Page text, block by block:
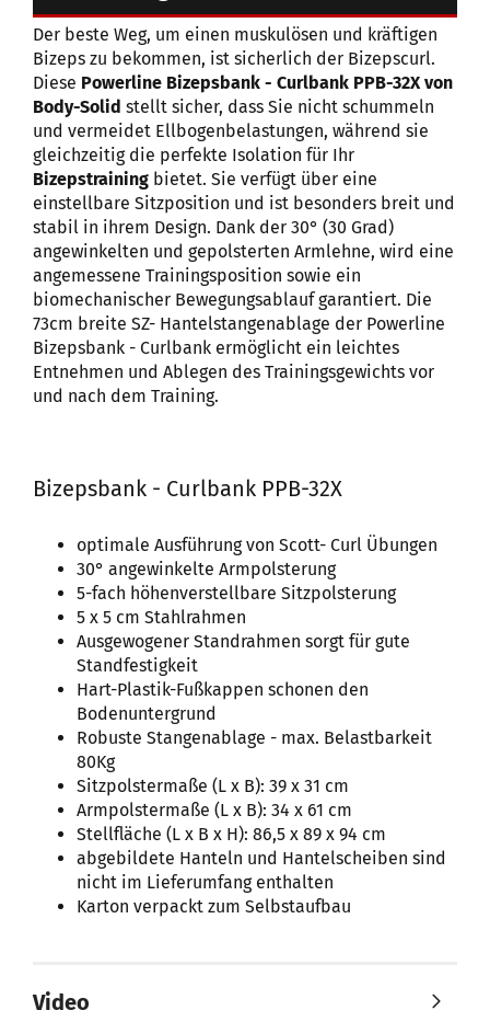
Der beste Weg, um einen muskulösen und kräftigen
Bizeps zu bekommen, ist sicherlich der Bizepscurl.
Diese Powerline Bizepsbank - Curlbank PPB-32X von
Body-Solid stellt sicher, dass Sie nicht schummeln
und vermeidet Ellbogenbelastungen, während sie
gleichzeitig die perfekte Isolation für Ihr
Bizepstraining bietet. Sie verfügt über eine
einstellbare Sitzposition und ist besonders breit und
stabil in ihrem Design. Dank der 30° (30 Grad)
angewinkelten und gepolsterten Armlehne, wird eine
angemessene Trainingsposition sowie ein
biomechanischer Bewegungsablauf garantiert. Die
73cm breite SZ- Hantelstangenablage der Powerline
Bizepsbank - Curlbank ermöglicht ein leichtes
Entnehmen und Ablegen des Trainingsgewichts vor
und nach dem Training.
Bizepsbank - Curlbank PPB-32X
optimale Ausführung von Scott- Curl Übungen
30° angewinkelte Armpolsterung
5-fach höhenverstellbare Sitzpolsterung
5 x 5 cm Stahlrahmen
Ausgewogener Standrahmen sorgt für gute
Standfestigkeit
Hart-Plastik-Fußkappen schonen den
Bodenuntergrund
Robuste Stangenablage - max. Belastbarkeit
80Kg
Sitzpolstermaße (L x B): 39 x 31 cm
Armpolstermaße (L x B): 34 x 61 cm
Stellfläche (L x B x H): 86,5 x 89 x 94 cm
abgebildete Hanteln und Hantelscheiben sind
nicht im Lieferumfang enthalten
Karton verpackt zum Selbstaufbau
Video